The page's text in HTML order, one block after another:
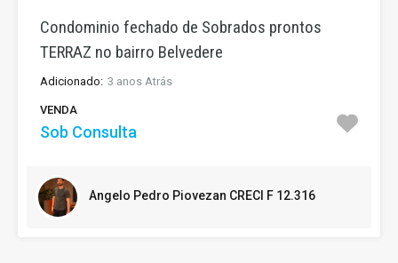
Condominio fechado de Sobrados prontos
TERRAZ no bairro Belvedere
Adicionado: 3 anos Atrás
VENDA
Sob Consulta
Angelo Pedro Piovezan CRECI F 12.316